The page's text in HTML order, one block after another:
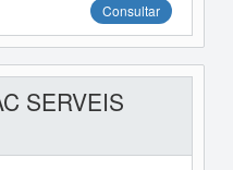
Consultar
SERVEIS